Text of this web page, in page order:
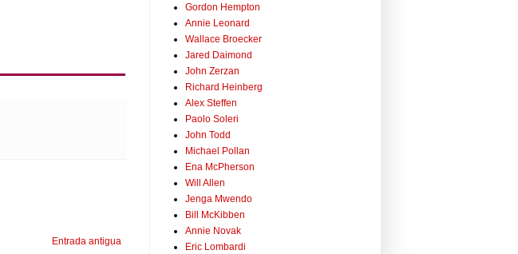
Entrada antigua
Gordon Hempton
Annie Leonard
Wallace Broecker
Jared Daimond
John Zerzan
Richard Heinberg
Alex Steffen
Paolo Soleri
John Todd
Michael Pollan
Ena McPherson
Will Allen
Jenga Mwendo
Bill McKibben
Annie Novak
Eric Lombardi